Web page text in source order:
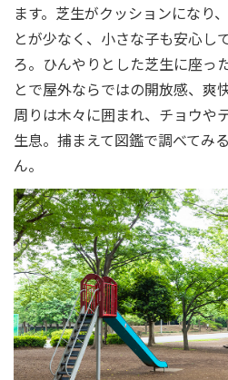
ます。芝生がクッションになり
とが少なく、小さな子も安心し
ろ。ひんやりとした芝生に座っ
とで屋外ならではの開放感、爽
周りは木々に囲まれ、チョウや
生息。捕まえて図鑑で調べてみ
ん。